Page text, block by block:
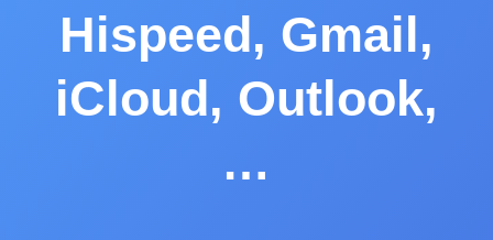
Hispeed, Gmail,
iCloud, Outlook,
…